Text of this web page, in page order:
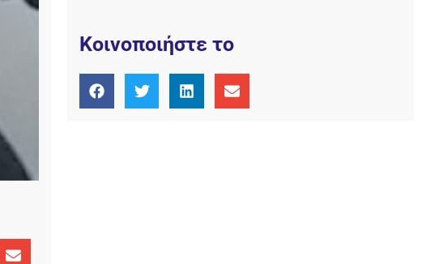
Κοινοποιήστε το